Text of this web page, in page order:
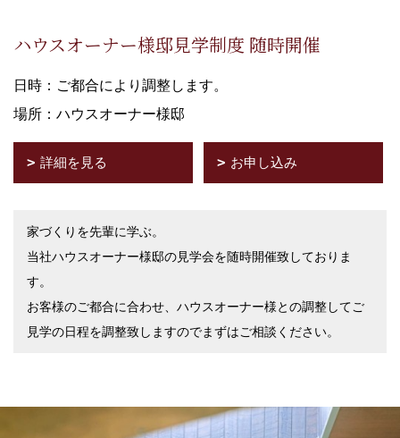
ハウスオーナー様邸見学制度 随時開催
日時：ご都合により調整します。
場所：ハウスオーナー様邸
詳細を見る お申し込み
家づくりを先輩に学ぶ。
当社ハウスオーナー様邸の見学会を随時開催致しておりま
す。
お客様のご都合に合わせ、ハウスオーナー様との調整してご
見学の日程を調整致しますのでまずはご相談ください。